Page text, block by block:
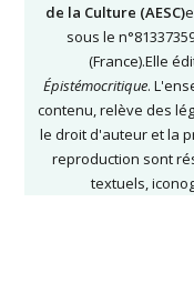
de la Culture (AESC)
sous le
(France).Elle
Épistémocritique.
contenu, relève des
le droit d'auteur et la
reproduction sont
textuels,